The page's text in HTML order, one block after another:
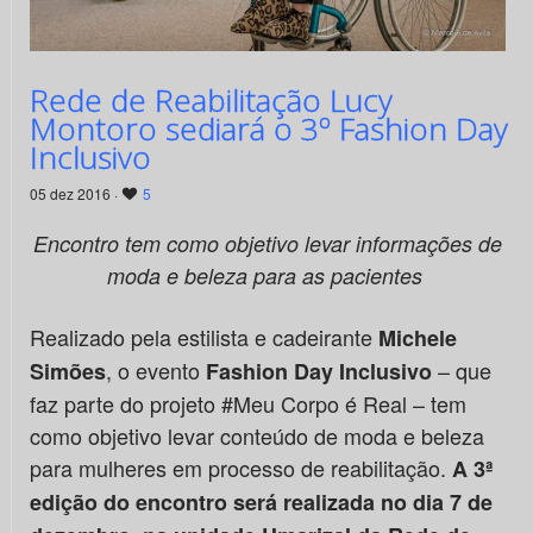
Rede de Reabilitação Lucy
Montoro sediará o 3º Fashion Day
Inclusivo
05 dez 2016 · 5
Encontro tem como objetivo levar informações de
moda e beleza para as pacientes
Realizado pela estilista e cadeirante Michele
Simões, o evento Fashion Day Inclusivo– que
faz parte do projeto #Meu Corpo é Real – tem
como objetivo levar conteúdo de moda e beleza
para mulheres em processo de reabilitação. A 3ª
edição do encontro será realizada no dia 7 de